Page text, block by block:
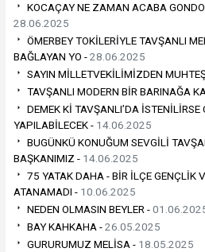
KOCAÇAY NE ZAMAN ACABA
28.06.2025
ÖMERBEY TOKİLERİYLE TAVŞANLI
BAĞLAYAN YO -28.06.2025
SAYIN MİLLETVEKİLİMİZDEN
TAVŞANLI MODERN BİR BARINAĞA
DEMEK Kİ TAVŞANLI’DA İSTENİLİRSE
YAPILABİLECEK - 14.06.2025
BUGÜNKÜ KONUĞUM SEVGİLİ
BAŞKANIMIZ - 14.06.2025
75 YATAK DAHA - BİR İLÇE GENÇLİK
ATANAMADI - 10.06.2025
NEDEN OLMASIN BEYLER -
BAY KAHKAHA -26.05.2025
GURURUMUZ MELİSA - 18.05.2025